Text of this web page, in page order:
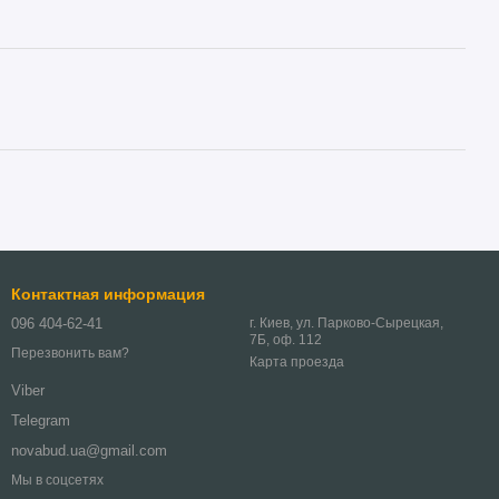
Контактная информация
096 404-62-41
Перезвонить вам?
Viber
Telegram
novabud.ua@gmail.com
г. Киев, ул. Парково-Сырецкая,
7Б, оф. 112
Карта проезда
Мы в соцсетях